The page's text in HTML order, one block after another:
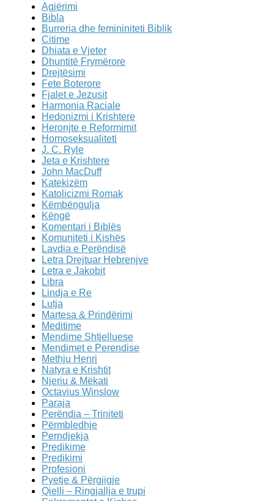
Agjërimi
Bibla
Burreria dhe femininiteti Biblik
Citime
Dhiata e Vjeter
Dhuntitë Frymërore
Drejtësimi
Fete Boterore
Fjalet e Jezusit
Harmonia Raciale
Hedonizmi i Krishtere
Heronjte e Reformimit
Homoseksualiteti
J. C. Ryle
Jeta e Krishtere
John MacDuff
Katekizëm
Katolicizmi Romak
Këmbëngulja
Këngë
Komentari i Biblës
Komuniteti i Kishës
Lavdia e Perëndisë
Letra Drejtuar Hebrenjve
Letra e Jakobit
Libra
Lindja e Re
Lutja
Martesa & Prindërimi
Meditime
Mendime Shtjelluese
Mendimet e Perendise
Methju Henri
Natyra e Krishtit
Njeriu & Mëkati
Octavius Winslow
Paraja
Perëndia – Triniteti
Përmbledhje
Perndjekja
Predikime
Predikimi
Profesioni
Pyetje & Përgjigje
Qielli – Ringjallja e trupi